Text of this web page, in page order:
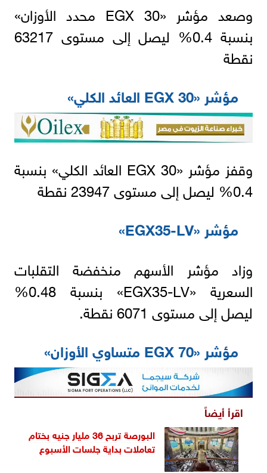
وصعد مؤشر «EGX 30 محدد الأوزان»
بنسبة 0.4% ليصل إلى مستوى 63217
نقطة
مؤشر «EGX 30 العائد الكلي»
وقفز مؤشر «EGX 30 العائد الكلي» بنسبة
0.4% ليصل إلى مستوى 23947 نقطة
مؤشر «EGX35-LV»
وزاد مؤشر الأسهم منخفضة التقلبات
السعرية «EGX35-LV» بنسبة 0.48%
ليصل إلى مستوى 6071 نقطة.
مؤشر «EGX 70 متساوي الأوزان»
اقرأ أيضاً
البورصة تربح 36 مليار جنيه بختام
تعاملات بداية جلسات الأسبوع